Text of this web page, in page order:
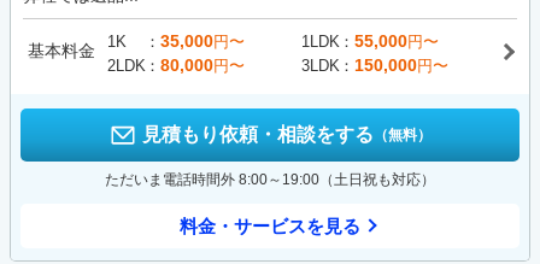
基本料金 1K 35,000円〜 1LDK 55,000円〜
2LDK
80,000円〜 3LDK 150,000円〜
見積もり依頼・相談をする （無料）
ただいま電話時間外 8:00～19:00（土日祝も対応）
料金・サービスを見る